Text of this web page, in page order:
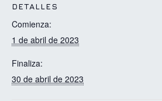
DETALLES
Comienza:
1 de abril de 2023
Finaliza:
30 de abril de 2023